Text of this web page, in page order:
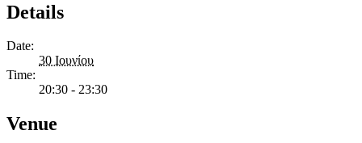
Details
Date:
30 Ιουνίου
Time:
20:30 - 23:30
Venue